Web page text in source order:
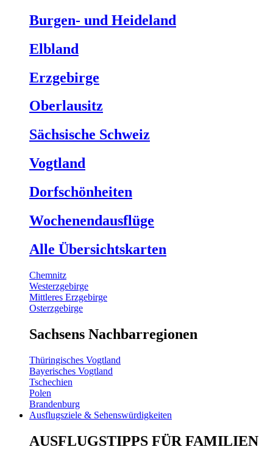
Burgen- und Heideland
Elbland
Erzgebirge
Oberlausitz
Sächsische Schweiz
Vogtland
Dorfschönheiten
Wochenendausflüge
Alle Übersichtskarten
Chemnitz
Westerzgebirge
Mittleres Erzgebirge
Osterzgebirge
Sachsens Nachbarregionen
Thüringisches Vogtland
Bayerisches Vogtland
Tschechien
Polen
Brandenburg
Ausflugsziele & Sehenswürdigkeiten
AUSFLUGSTIPPS FÜR FAMILIEN